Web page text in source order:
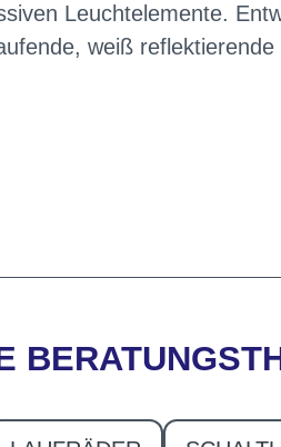
Leuchtelemente.
weiß